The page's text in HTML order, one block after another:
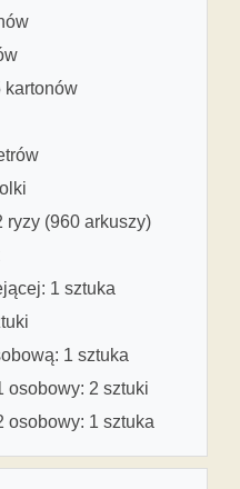
kartonów
ryzy (960 arkuszy)
1 sztuka
1 sztuka
osobowy: 2 sztuki
osobowy: 1 sztuka